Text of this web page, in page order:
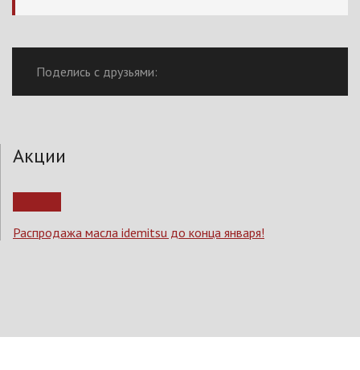
Поделись с друзьями:
Акции
Распродажа масла idemitsu до конца января!